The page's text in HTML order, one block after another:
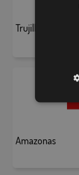
Trujillo (Perú)
Amazonas